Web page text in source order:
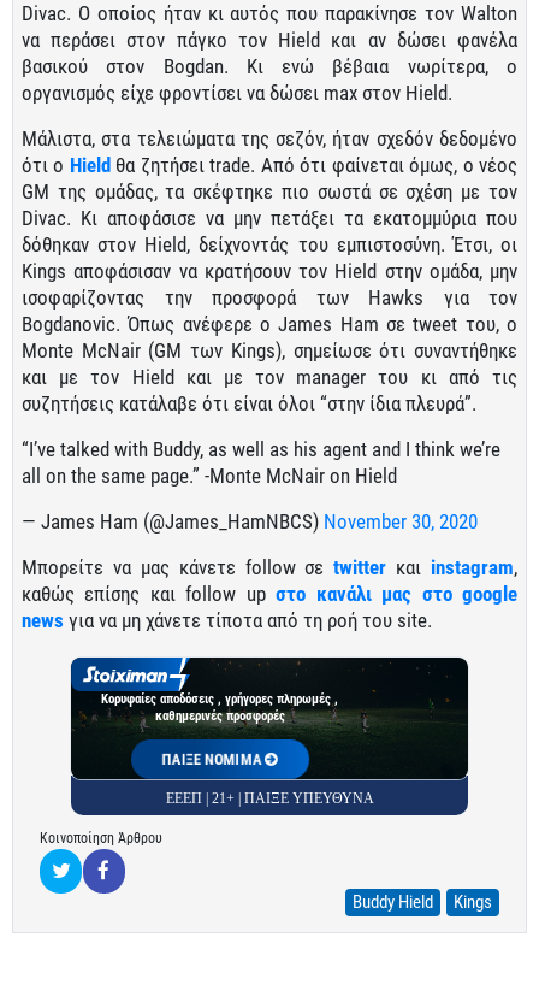
Divac. Ο οποίος ήταν κι αυτός που παρακίνησε τον Walton
να περάσει στον πάγκο τον Hield και αν δώσει φανέλα
βασικού στον Bogdan. Κι ενώ βέβαια νωρίτερα, ο
οργανισμός είχε φροντίσει να δώσει max στον Hield.
Μάλιστα, στα τελειώματα της σεζόν, ήταν σχεδόν δεδομένο
ότι ο Hield θα ζητήσει trade. Από ότι φαίνεται όμως, ο νέος
GM της ομάδας, τα σκέφτηκε πιο σωστά σε σχέση με τον
Divac. Κι αποφάσισε να μην πετάξει τα εκατομμύρια που
δόθηκαν στον Hield, δείχνοντάς του εμπιστοσύνη. Έτσι, οι
Kings αποφάσισαν να κρατήσουν τον Hield στην ομάδα, μην
ισοφαρίζοντας την προσφορά των Hawks για τον
Bogdanovic. Όπως ανέφερε ο James Ham σε tweet του, ο
Monte McNair (GM των Kings), σημείωσε ότι συναντήθηκε
και με τον Hield και με τον manager του κι από τις
συζητήσεις κατάλαβε ότι είναι όλοι “στην ίδια πλευρά”.
“I’ve talked with Buddy, as well as his agent and I think we’re
all on the same page.” -Monte McNair on Hield
— James Ham (@James_HamNBCS) November 30, 2020
Μπορείτε να μας κάνετε follow σεtwitter και instagram,
καθώς επίσης και follow upστο κανάλι μας στο google
news για να μη χάνετε τίποτα από τη ροή του site.
Κορυφαίες αποδόσεις , γρήγορες πληρωμές ,
καθημερινές προσφορές
ΠΑΙΞΕ ΝΟΜΙΜΑ
ΕΕΕΠ | 21+ | ΠΑΙΞΕ ΥΠΕΥΘΥΝΑ
Κοινοποίηση Άρθρου
Buddy Hield Kings